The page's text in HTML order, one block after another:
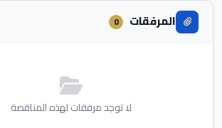
المرفقات 0
لا توجد مرفقات لهذه المناقصة